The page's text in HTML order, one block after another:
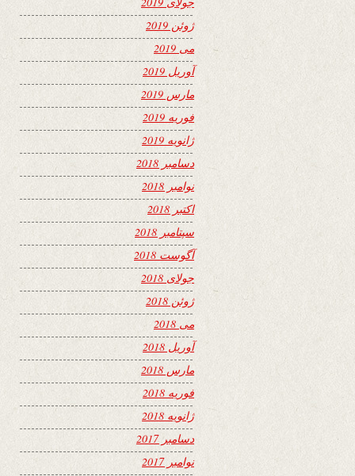
ژوئن 2019
می 2019
آوریل 2019
مارس 2019
فوریه 2019
ژانویه 2019
دسامبر 2018
نوامبر 2018
اکتبر 2018
سپتامبر 2018
آگوست 2018
جولای 2018
ژوئن 2018
می 2018
آوریل 2018
مارس 2018
فوریه 2018
ژانویه 2018
دسامبر 2017
نوامبر 2017